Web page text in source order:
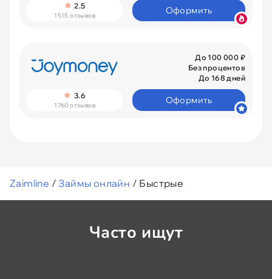
2.5
1515 отзывов Оформить
До 100 000 ₽
Без процентов
До 168 дней
3.6
1760 отзывов Оформить
Zaimline /Займы онлайн / Быстрые
Часто ищут